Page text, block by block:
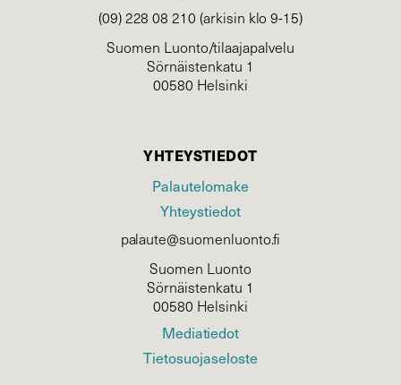
(09) 228 08 210 (arkisin klo 9-15)
Suomen Luonto/tilaajapalvelu
Sörnäistenkatu 1
00580 Helsinki
YHTEYSTIEDOT
Palautelomake
Yhteystiedot
palaute@suomenluonto.fi
Suomen Luonto
Sörnäistenkatu 1
00580 Helsinki
Mediatiedot
Tietosuojaseloste